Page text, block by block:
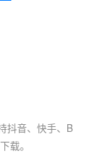
抖音、快手、B
载。